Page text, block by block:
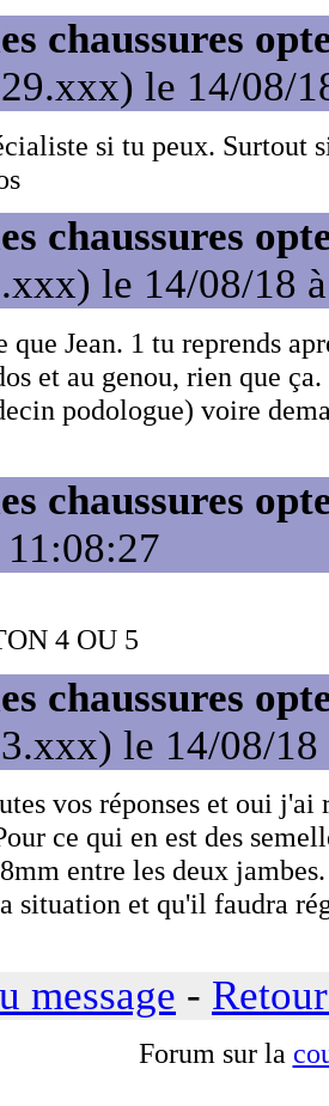
chaussures
le 14/08/
si tu peux. Surtout
chaussures
le 14/08/18
que Jean. 1 tu reprends
et au genou, rien que
podologue) voire
chaussures
4 OU 5
chaussures
le 14/08/18
vos réponses et oui j'ai
ce qui en est des
entre les deux
situation et qu'il faudra
message -
Forum sur la